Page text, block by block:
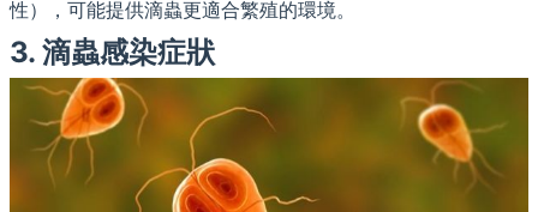
性），可能提供滴蟲更適合繁殖的環境。
3. 滴蟲感染症狀